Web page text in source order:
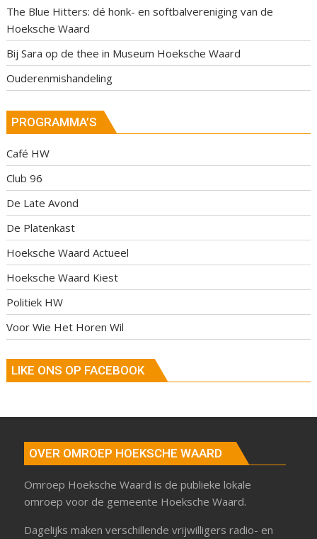
The Blue Hitters: dé honk- en softbalvereniging van de
Hoeksche Waard
Bij Sara op de thee in Museum Hoeksche Waard
Ouderenmishandeling
PROGRAMMA’S
Café HW
Club 96
De Late Avond
De Platenkast
Hoeksche Waard Actueel
Hoeksche Waard Kiest
Politiek HW
Voor Wie Het Horen Wil
LIKE ONS OP FACEBOOK
OVER OMROEP HOEKSCHE WAARD
Omroep Hoeksche Waard is de publieke lokale
omroep voor de gemeente Hoeksche Waard.
Dagelijks maken verschillende vrijwilligers radio- en